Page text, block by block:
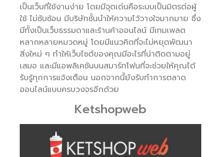
เป็นเว็บที่ใช้งานง่าย โดยมีจุดเด่นคือระบบเป็นมิตรต่อผู้
ใช้ ไม่ซับซ้อน มีบริษัทชั้นนำให้ความไว้วางใจมากมาย ซึ่ง
มีทั้งเป็นเว็บธรรมดาและร้านค้าออนไลน์ มีเทมเพลต
หลากหลายหมวดหมู่ โดยมีแนวคิดที่จะไม่หยุดพัฒนา
สิ่งใหม่ ๆ ทำให้เว็บไซต์ของคุณมีอะไรที่น่าติดตามอยู่
เสมอ และมีแอพลิเคชันบนสมาร์ทโฟนที่จะช่วยให้คุณได้
รับรู้ทุกการแจ้งเตือน นอกจากนี้ยังรับทำการตลาด
ออนไลน์แบบครบวงจรอีกด้วย
Ketshopweb